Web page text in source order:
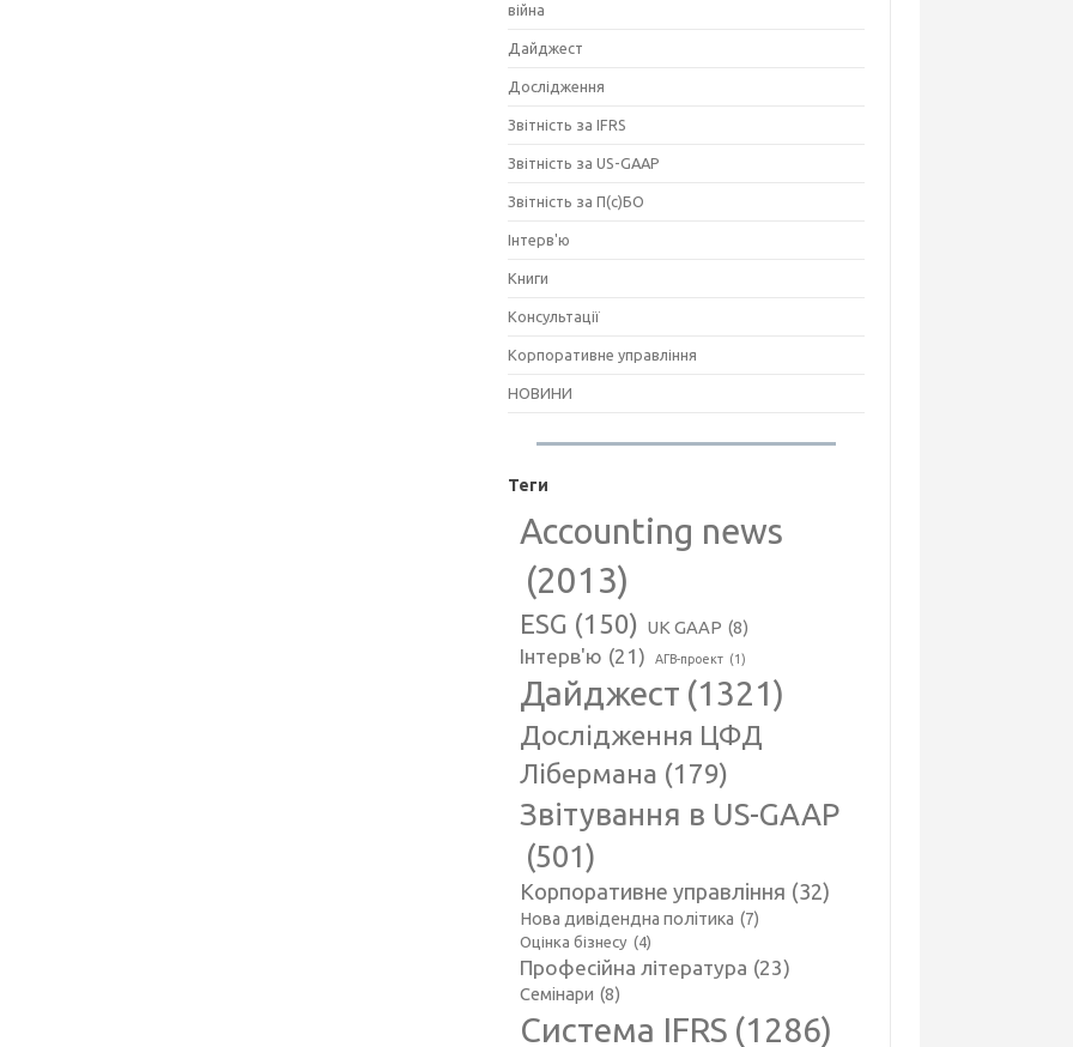
війна
Дайджест
Дослідження
Звітність за IFRS
Звітність за US-GAAP
Звітність за П(с)БО
Інтерв'ю
Книги
Консультації
Корпоративне управління
НОВИНИ
Теги
Accounting news
(2013)
ESG (150) UK GAAP (8)
Інтерв'ю (21) АГВ-проект (1)
Дайджест (1321)
Дослідження ЦФД
Лібермана (179)
Звітування в US-GAAP
(501)
Корпоративне управління (32)
Нова дивідендна політика (7)
Оцінка бізнесу (4)
Професійна література (23)
Семінари (8)
Система IFRS (1286)